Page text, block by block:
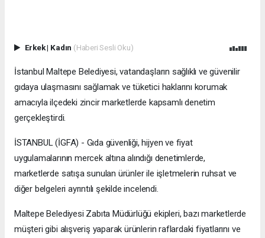
Erkek| Kadın (Haberi Sesli Oku)
İstanbul Maltepe Belediyesi, vatandaşların sağlıklı ve güvenilir
gıdaya ulaşmasını sağlamak ve tüketici haklarını korumak
amacıyla ilçedeki zincir marketlerde kapsamlı denetim
gerçekleştirdi.
İSTANBUL (İGFA) - Gıda güvenliği, hijyen ve fiyat
uygulamalarının mercek altına alındığı denetimlerde,
marketlerde satışa sunulan ürünler ile işletmelerin ruhsat ve
diğer belgeleri ayrıntılı şekilde incelendi.
Maltepe Belediyesi Zabıta Müdürlüğü ekipleri, bazı marketlerde
müşteri gibi alışveriş yaparak ürünlerin raflardaki fiyatlarını ve